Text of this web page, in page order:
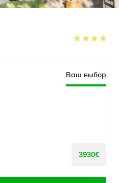
Ваш выбор
3930€